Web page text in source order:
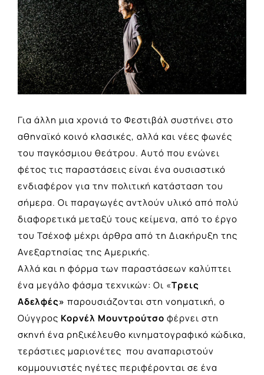
Larger
Image
Για άλλη μια χρονιά το Φεστιβάλ συστήνει στο
αθηναϊκό κοινό κλασικές, αλλά και νέες φωνές
του παγκόσμιου θεάτρου. Αυτό που ενώνει
φέτος τις παραστάσεις είναι ένα ουσιαστικό
ενδιαφέρον για την πολιτική κατάσταση του
σήμερα. Οι παραγωγές αντλούν υλικό από πολύ
διαφορετικά μεταξύ τους κείμενα, από το έργο
του Τσέχοφ μέχρι άρθρα από τη Διακήρυξη της
Ανεξαρτησίας της Αμερικής.
Αλλά και η φόρμα των παραστάσεων καλύπτει
ένα μεγάλο φάσμα τεχνικών: Οι «Τρεις
Αδελφές» παρουσιάζονται στη νοηματική, ο
Ούγγρος Κορνέλ Μουντρούτσο φέρνει στη
σκηνή ένα ρηξικέλευθο κινηματογραφικό κώδικα,
τεράστιες μαριονέτες που αναπαριστούν
κομμουνιστές ηγέτες περιφέρονται σε ένα